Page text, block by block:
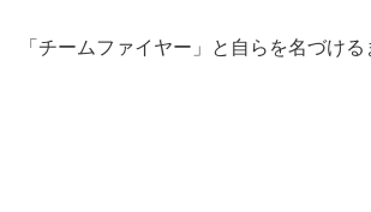
「チームファイヤー」と自らを名づける